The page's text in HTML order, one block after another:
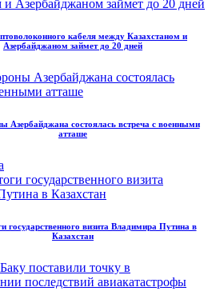
кабеля между Казахстаном и
Азербайджаном займет до 20 дней
Азербайджана состоялась встреча с военными
атташе
государственного визита Владимира Путина в
Казахстан